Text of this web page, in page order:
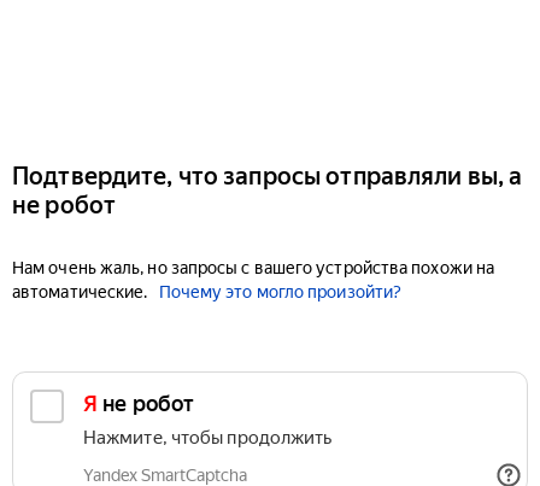
Подтвердите, что запросы отправляли вы, а
не робот
Нам очень жаль, но запросы с вашего устройства похожи на
автоматические.
Почему это могло произойти?
Я не робот
Нажмите, чтобы продолжить
Yandex SmartCaptcha